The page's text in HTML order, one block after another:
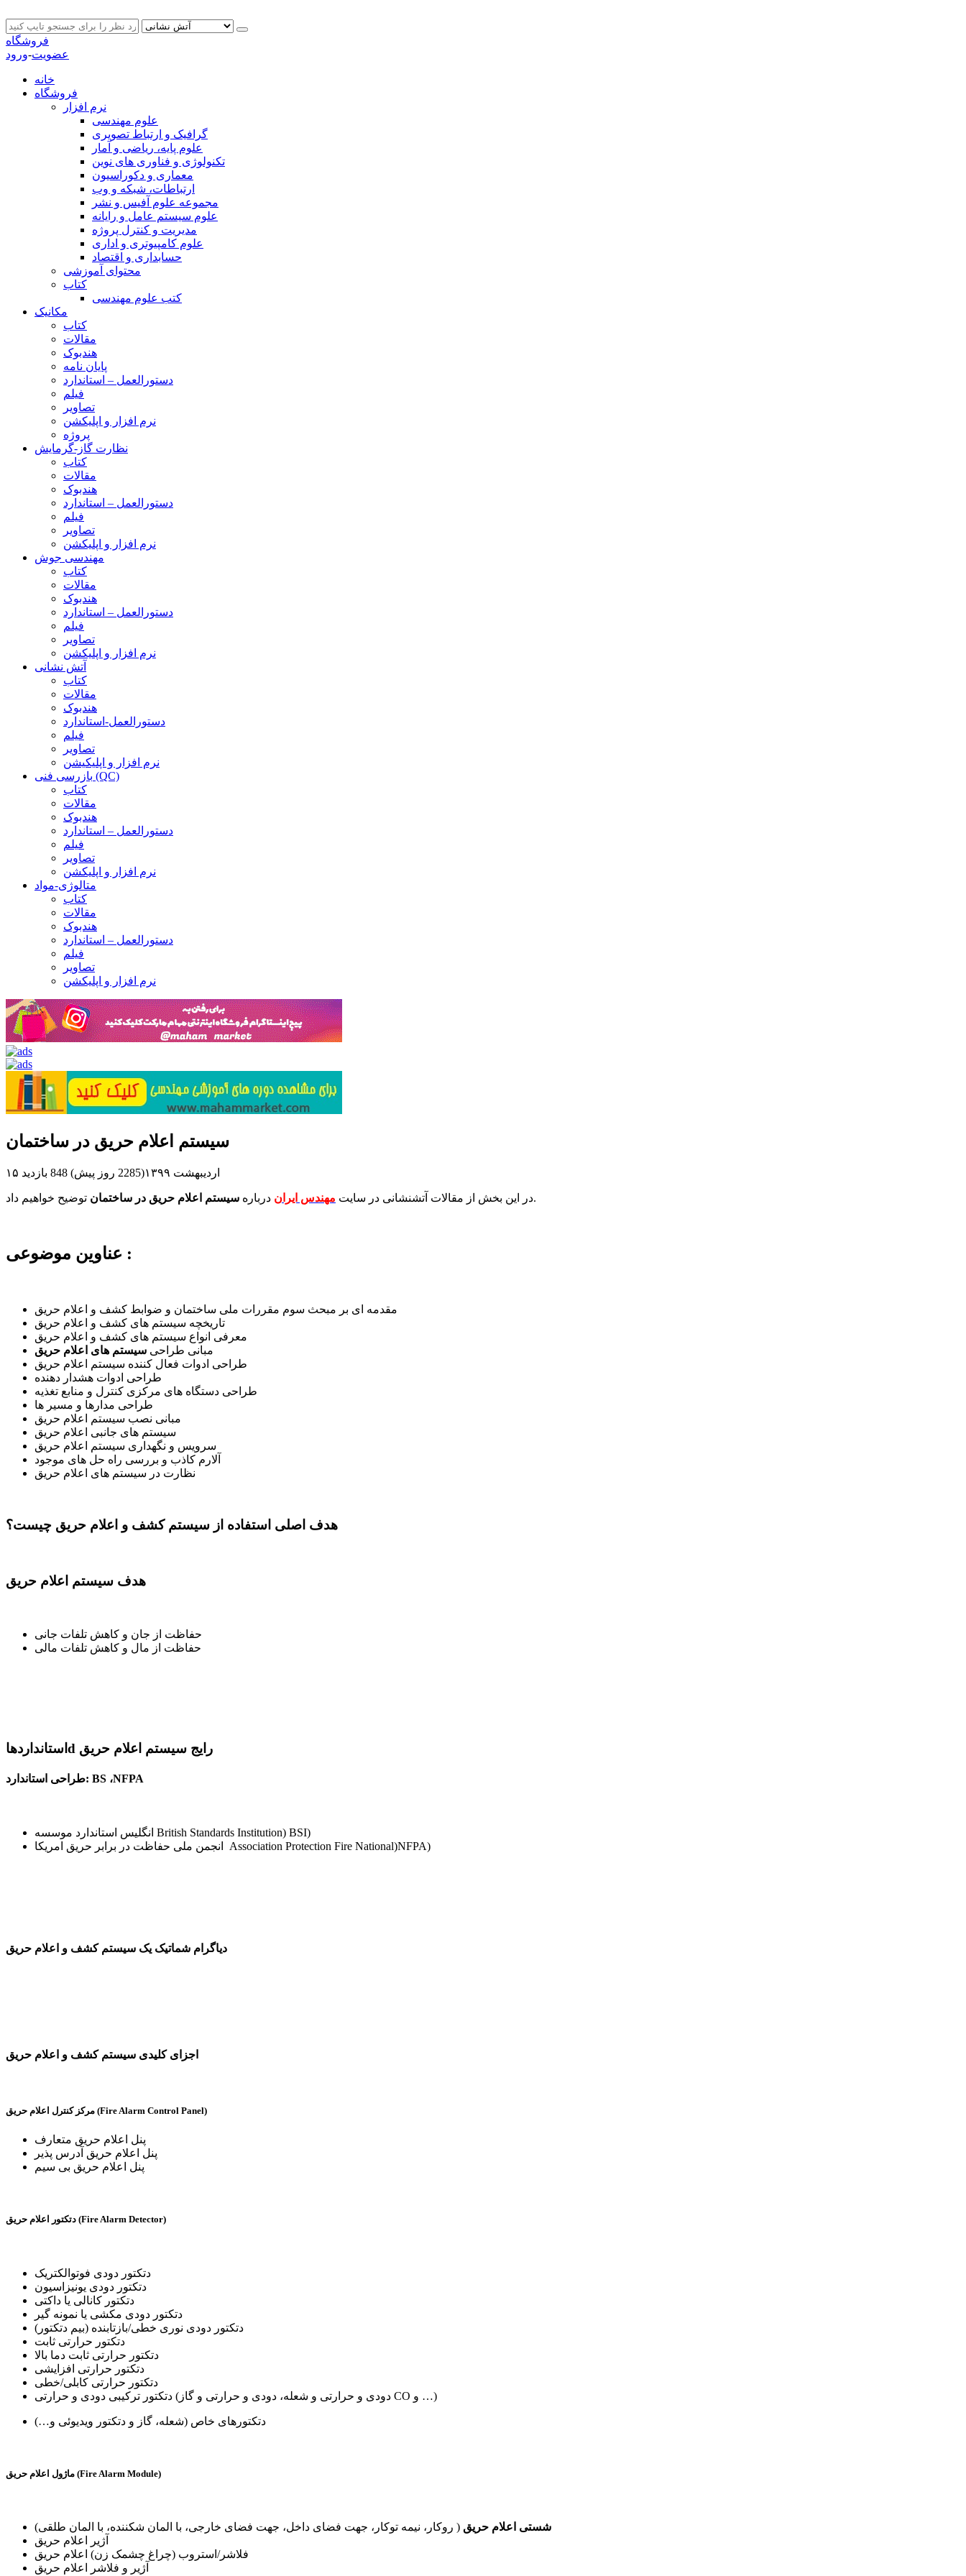
فروشگاه
عضویت-ورود
خانه
فروشگاه
نرم افزار
علوم مهندسی
گرافیک و ارتباط تصویری
علوم پایه، ریاضی و آمار
تکنولوژی و فناوری های نوین
معماری و دکوراسیون
ارتباطات، شبکه و وب
مجموعه علوم آفیس و نشر
علوم سیستم عامل و رایانه
مدیریت و کنترل پروژه
علوم کامپیوتری و اداری
حسابداری و اقتصاد
محتوای آموزشی
کتاب
کتب علوم مهندسی
مکانیک
کتاب
مقالات
هندبوک
پایان نامه
دستورالعمل – استاندارد
فیلم
تصاویر
نرم افزار و اپلیکشن
پروژه
نظارت گاز-گرمایش
کتاب
مقالات
هندبوک
دستورالعمل – استاندارد
فیلم
تصاویر
نرم افزار و اپلیکشن
مهندسی جوش
کتاب
مقالات
هندبوک
دستورالعمل – استاندارد
فیلم
تصاویر
نرم افزار و اپلیکشن
آتش نشانی
کتاب
مقالات
هندبوک
دستورالعمل-استاندارد
فیلم
تصاویر
نرم افزار و اپلیکیشن
بازرسی فنی (QC)
کتاب
مقالات
هندبوک
دستورالعمل – استاندارد
فیلم
تصاویر
نرم افزار و اپلیکشن
متالوژی-مواد
کتاب
مقالات
هندبوک
دستورالعمل – استاندارد
فیلم
تصاویر
نرم افزار و اپلیکشن
سیستم اعلام حریق در ساختمان
۱۵ اردیبهشت ۱۳۹۹(2285 روز پیش) 848 بازدید
در این بخش از مقالات آتشنشانی در سایت مهندس ایران درباره سیستم اعلام حریق در ساختمان توضیح خواهیم داد.
عناوین موضوعی :
مقدمه ای بر مبحث سوم مقررات ملی ساختمان و ضوابط کشف و اعلام حریق
تاریخچه سیستم های کشف و اعلام حریق
معرفی انواع سیستم های کشف و اعلام حریق
مبانی طراحی سیستم های اعلام حریق
طراحی ادوات فعال کننده سیستم اعلام حریق
طراحی ادوات هشدار دهنده
طراحی دستگاه های مرکزی کنترل و منابع تغذیه
طراحی مدارها و مسیر ها
مبانی نصب سیستم اعلام حریق
سیستم های جانبی اعلام حریق
سرویس و نگهداری سیستم اعلام حریق
آلارم کاذب و بررسی راه حل های موجود
نظارت در سیستم های اعلام حریق
هدف اصلی استفاده از سیستم کشف و اعلام حریق چیست؟
هدف سیستم اعلام حریق
حفاظت از جان و کاهش تلفات جانی
حفاظت از مال و کاهش تلفات مالی
استانداردهاd رایج سیستم اعلام حریق
طراحی استاندارد: BS ،NFPA
انگلیس استاندارد موسسه British Standards Institution) BSI)
انجمن ملی حفاظت در برابر حریق امریکا Association Protection Fire National)NFPA)
دیاگرام شماتیک یک سیستم کشف و اعلام حریق
اجزای کلیدی سیستم کشف و اعلام حریق
مرکز کنترل اعلام حریق (Fire Alarm Control Panel)
پنل اعلام حریق متعارف
پنل اعلام حریق آدرس پذیر
پنل اعلام حریق بی سیم
دتکتور اعلام حریق (Fire Alarm Detector)
دتکتور دودی فوتوالکتریک
دتکتور دودی یونیزاسیون
دتکتور کانالی یا داکتی
دتکتور دودی مکشی یا نمونه گیر
دتکتور دودی نوری خطی/بازتابنده (بیم دتکتور)
دتکتور حرارتی ثابت
دتکتور حرارتی ثابت دما بالا
دتکتور حرارتی افزایشی
دتکتور حرارتی کابلی/خطی
دتکتور ترکیبی دودی و حرارتی (دودی و حرارتی و شعله، دودی و حرارتی و گاز CO و …)
دتکتورهای خاص (شعله، گاز و دتکتور ویدیوئی و…)
ماژول اعلام حریق (Fire Alarm Module)
شستی اعلام حریق ( روکار، نیمه توکار، جهت فضای داخل، جهت فضای خارجی، با المان شکننده، با المان طلقی)
آژیر اعلام حریق
فلاشر/استروب (چراغ چشمک زن) اعلام حریق
آژیر و فلاشر اعلام حریق